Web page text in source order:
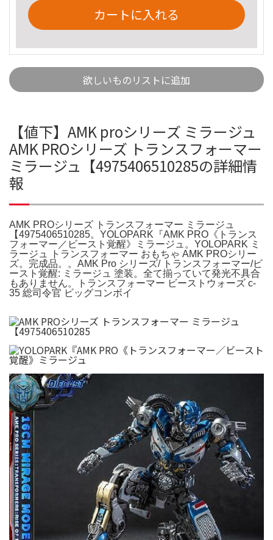
カートに入れる
欲しいものリストに追加
【値下】AMK proシリーズ ミラージュ
AMK PROシリーズ トランスフォーマー
ミラージュ【4975406510285の詳細情
報
AMK PROシリーズ トランスフォーマー ミラージュ
【4975406510285。YOLOPARK『AMK PRO《トランス
フォーマー／ビースト覚醒》ミラージュ。YOLOPARK ミ
ラージュ トランスフォーマー おもちゃ AMK PROシリー
ズ。完成品。。AMK Pro シリーズ/ トランスフォーマー/ビ
ースト覚醒: ミラージュ 塗装。全て揃っていて発光不具合
もありません。トランスフォーマー ビーストウォーズ c-
35 総司令官 ビッグコンボイ